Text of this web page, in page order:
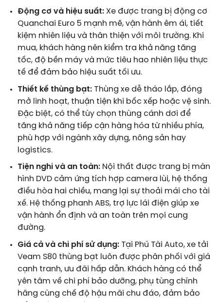
Động cơ và hiệu suất:Xe được trang bị động cơ
Quanchai Euro 5 mạnh mẽ, vận hành êm ái, tiết
kiệm nhiên liệu và thân thiện với môi trường. Khi
mua, khách hàng nên kiểm tra khả năng tăng
tốc, độ bền máy và mức tiêu hao nhiên liệu thực
tế để đảm bảo hiệu suất tối ưu.
Thiết kế thùng bạt:Thùng xe dễ tháo lắp, đóng
mở linh hoạt, thuận tiện khi bốc xếp hoặc vệ sinh.
Đặc biệt, có thể tùy chọn thùng cánh dơi để
tăng khả năng tiếp cận hàng hóa từ nhiều phía,
phù hợp với ngành xây dựng, nông sản hay
logistics.
Tiện nghi và an toàn:Nội thất được trang bị màn
hình DVD cảm ứng tích hợp camera lùi, hệ thống
điều hòa hai chiều, mang lại sự thoải mái cho tài
xế. Hệ thống phanh ABS, trợ lực lái điện giúp xe
vận hành ổn định và an toàn trên mọi cung
đường.
Giá cả và chi phí sử dụng:Tại Phú Tài Auto, xe tải
Veam S80 thùng bạt luôn được phân phối với giá
cạnh tranh, ưu đãi hấp dẫn. Khách hàng có thể
yên tâm về chi phí bảo dưỡng, phụ tùng chính
hãng cùng chế độ hậu mãi chu đáo, đảm bảo